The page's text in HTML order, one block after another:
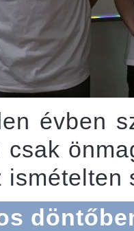
évben
csak